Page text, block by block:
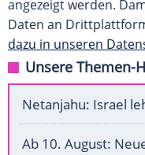
angezeigt werden.
Daten an
dazu in unseren
Unsere Themen-
Netanjahu: Israel
Ab 10. August: